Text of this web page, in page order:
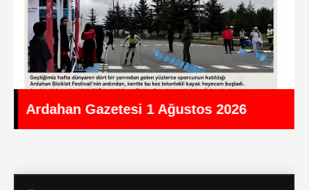
Ardahan Gazetesi 1 Ağustos 2026